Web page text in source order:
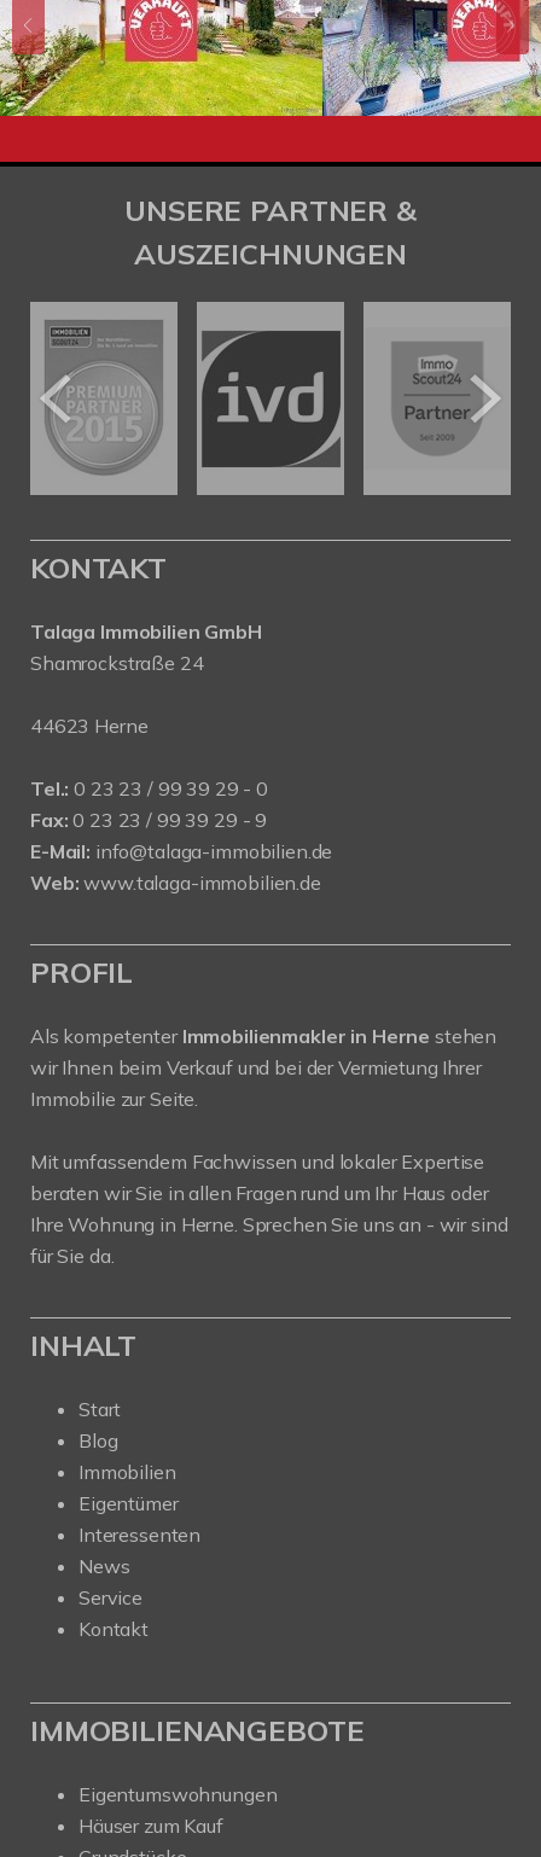
UNSERE PARTNER &
AUSZEICHNUNGEN
KONTAKT
Talaga Immobilien GmbH
Shamrockstraße 24
44623 Herne
Tel.: 0 23 23 / 99 39 29 - 0
Fax: 0 23 23 / 99 39 29 - 9
E-Mail: info@talaga-immobilien.de
Web: www.talaga-immobilien.de
PROFIL
Als kompetenter Immobilienmakler in Herne stehen
wir Ihnen beim Verkauf und bei der Vermietung Ihrer
Immobilie zur Seite.
Mit umfassendem Fachwissen und lokaler Expertise
beraten wir Sie in allen Fragen rund um Ihr Haus oder
Ihre Wohnung in Herne. Sprechen Sie uns an - wir sind
für Sie da.
INHALT
Start
Blog
Immobilien
Eigentümer
Interessenten
News
Service
Kontakt
IMMOBILIENANGEBOTE
Eigentumswohnungen
Häuser zum Kauf